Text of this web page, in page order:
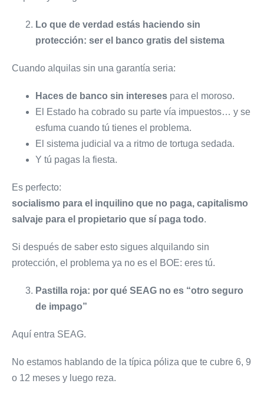
Lo que de verdad estás haciendo sin
protección: ser el banco gratis del sistema
Cuando alquilas sin una garantía seria:
Haces de banco sin intereses para el moroso.
El Estado ha cobrado su parte vía impuestos… y se
esfuma cuando tú tienes el problema.
El sistema judicial va a ritmo de tortuga sedada.
Y tú pagas la fiesta.
Es perfecto:
socialismo para el inquilino que no paga, capitalismo
salvaje para el propietario que sí paga todo.
Si después de saber esto sigues alquilando sin
protección, el problema ya no es el BOE: eres tú.
Pastilla roja: por qué SEAG no es “otro seguro
de impago”
Aquí entra SEAG.
No estamos hablando de la típica póliza que te cubre 6, 9
o 12 meses y luego reza.